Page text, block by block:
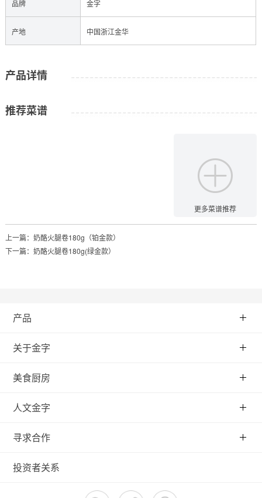
品牌 金字
产地 中国浙江金华
产品详情
推荐菜谱
更多菜谱推荐
上一篇： 奶酪火腿卷180g（铂金款）
下一篇： 奶酪火腿卷180g(绿金款）
产品
关于金字
美食厨房
人文金字
寻求合作
投资者关系